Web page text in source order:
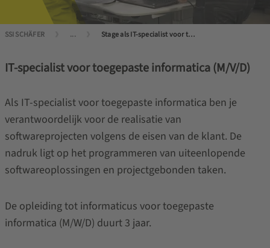
SSI SCHÄFER ... Stage als IT-specialist voor toegepaste informatica
IT-specialist voor toegepaste informatica (M/V/D)
Als IT-specialist voor toegepaste informatica ben je
verantwoordelijk voor de realisatie van
softwareprojecten volgens de eisen van de klant. De
nadruk ligt op het programmeren van uiteenlopende
softwareoplossingen en projectgebonden taken.
De opleiding tot informaticus voor toegepaste
informatica (M/W/D) duurt 3 jaar.